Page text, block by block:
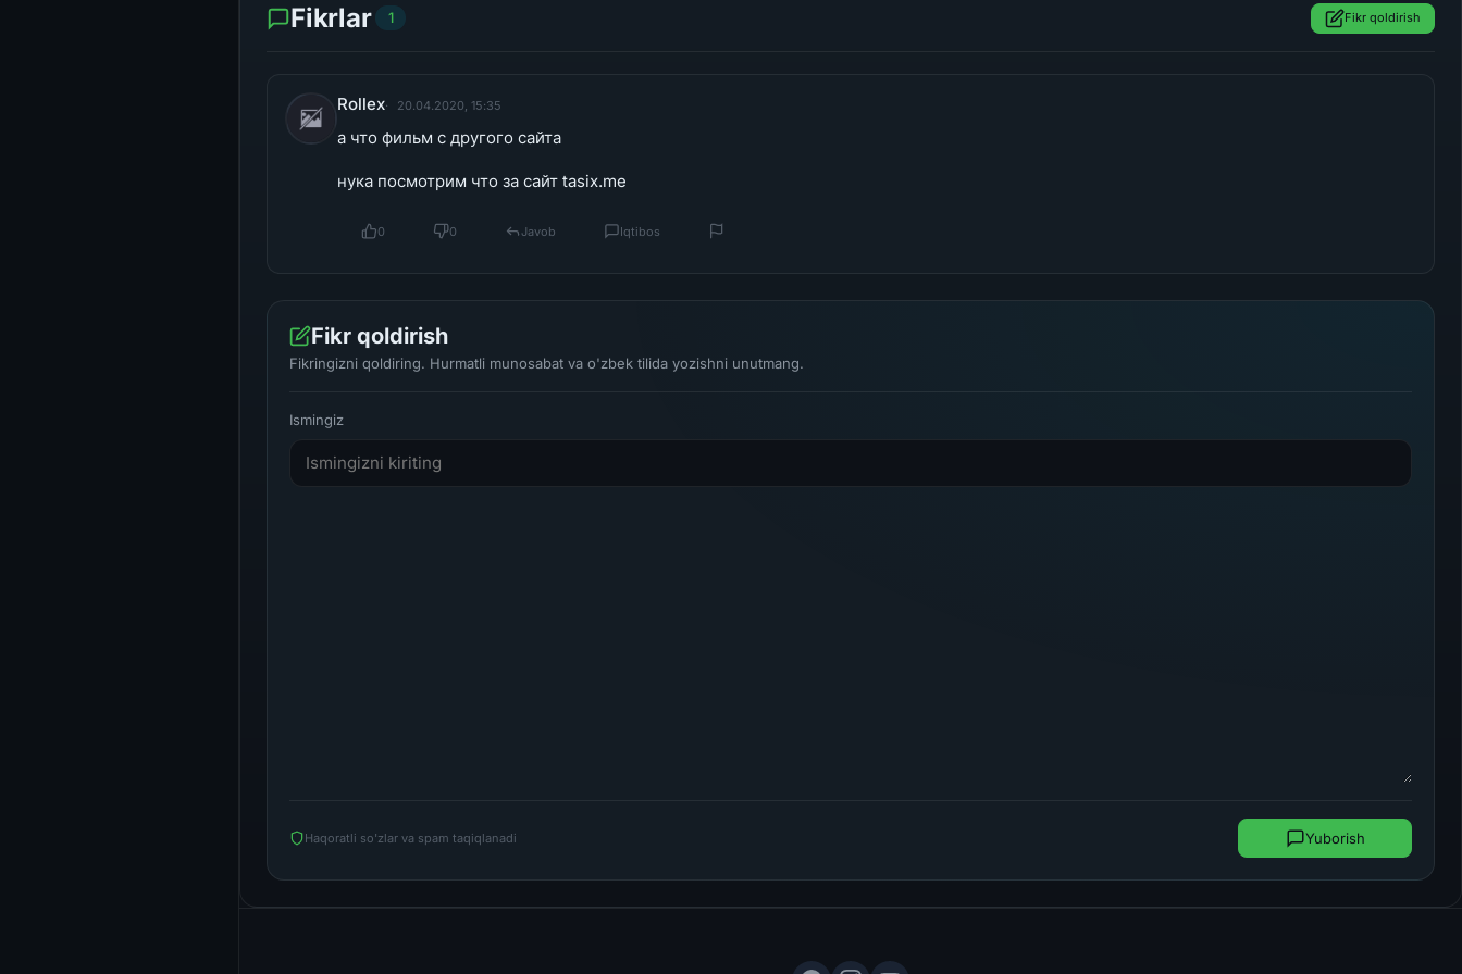
Fikrlar 1 Fikr qoldirish
Rollex 20.04.2020, 15:35
а что фильм с другого сайта
нука посмотрим что за сайт tasix.me
0 0 Javob Iqtibos
Fikr qoldirish
Fikringizni qoldiring. Hurmatli munosabat va o'zbek tilida yozishni unutmang.
Ismingiz
Haqoratli so'zlar va spam taqiqlanadi Yuborish